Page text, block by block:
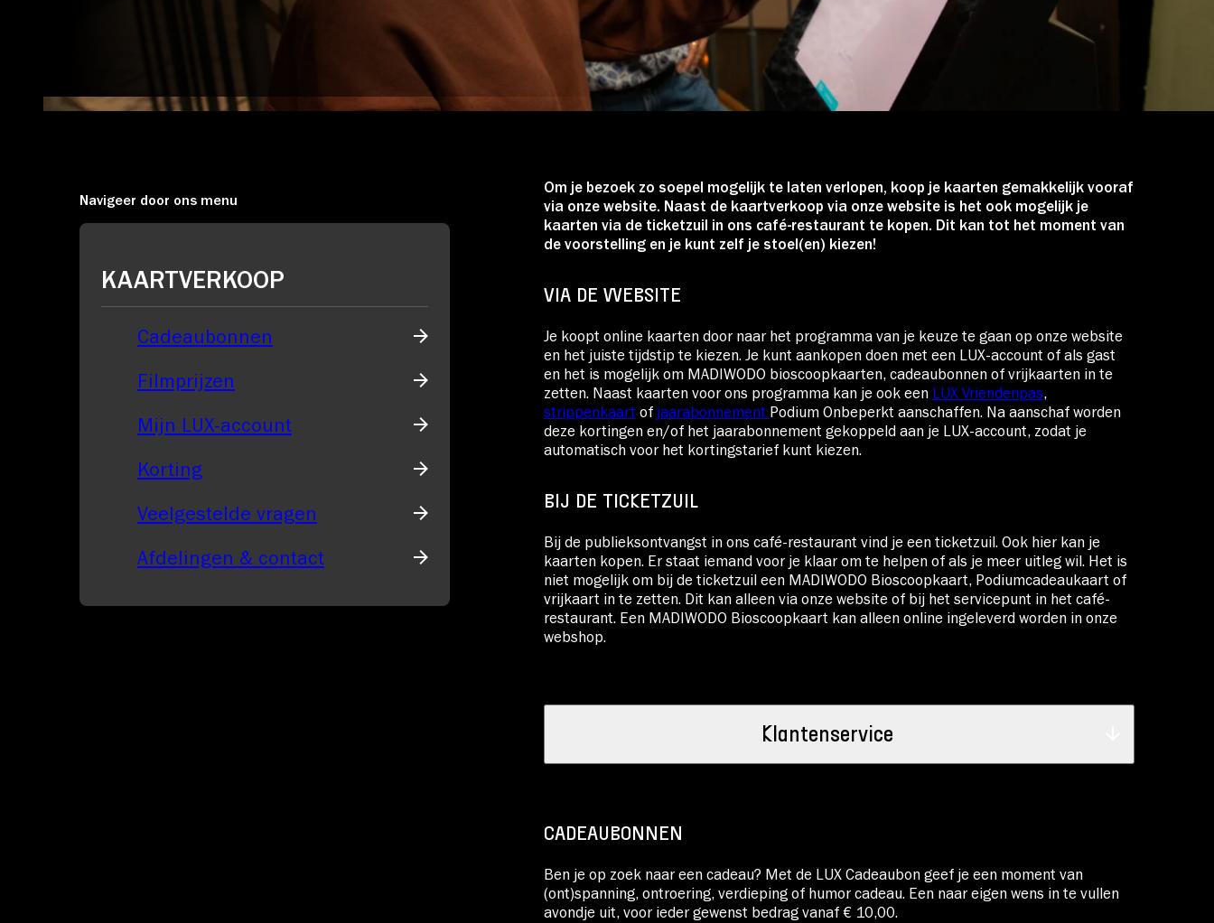
Volg ons op:
Over Stichting LUX
Nieuws
Navigeer door ons menu
KAARTVERKOOP
Cadeaubonnen
Filmprijzen
Mijn LUX-account
Korting
Veelgestelde vragen
Afdelingen & contact
Om je bezoek zo soepel mogelijk te laten verlopen, koop je kaarten gemakkelijk vooraf
via onze website. Naast de kaartverkoop via onze website is het ook mogelijk je
kaarten via de ticketzuil in ons café-restaurant te kopen. Dit kan tot het moment van
de voorstelling en je kunt zelf je stoel(en) kiezen!
VIA DE WEBSITE
Je koopt online kaarten door naar het programma van je keuze te gaan op onze website
en het juiste tijdstip te kiezen. Je kunt aankopen doen met een LUX-account of als gast
en het is mogelijk om MADIWODO bioscoopkaarten, cadeaubonnen of vrijkaarten in te
zetten. Naast kaarten voor ons programma kan je ook een LUX Vriendenpas,
strippenkaart of jaarabonnement Podium Onbeperkt aanschaffen. Na aanschaf worden
deze kortingen en/of het jaarabonnement gekoppeld aan je LUX-account, zodat je
automatisch voor het kortingstarief kunt kiezen.
BIJ DE TICKETZUIL
Bij de publieksontvangst in ons café-restaurant vind je een ticketzuil. Ook hier kan je
kaarten kopen. Er staat iemand voor je klaar om te helpen of als je meer uitleg wil. Het is
niet mogelijk om bij de ticketzuil een MADIWODO Bioscoopkaart, Podiumcadeaukaart of
vrijkaart in te zetten. Dit kan alleen via onze website of bij het servicepunt in het café-
restaurant. Een MADIWODO Bioscoopkaart kan alleen online ingeleverd worden in onze
webshop.
Klantenservice
CADEAUBONNEN
Ben je op zoek naar een cadeau? Met de LUX Cadeaubon geef je een moment van
(ont)spanning, ontroering, verdieping of humor cadeau. Een naar eigen wens in te vullen
avondje uit, voor ieder gewenst bedrag vanaf € 10,00.